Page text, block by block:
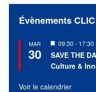
Évènements
MAR
30
Mis
en
avant
09:30 - 17:30
SAVE THE
Culture &
Voir le calendrier